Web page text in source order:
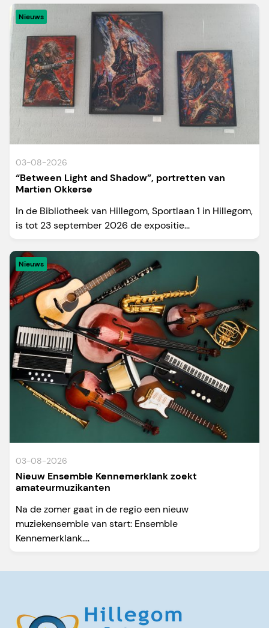
Nieuws
03-08-2026
“Between Light and Shadow”, portretten van
Martien Okkerse
In de Bibliotheek van Hillegom, Sportlaan 1 in Hillegom,
is tot 23 september 2026 de expositie...
Nieuws
03-08-2026
Nieuw Ensemble Kennemerklank zoekt
amateurmuzikanten
Na de zomer gaat in de regio een nieuw
muziekensemble van start: Ensemble
Kennemerklank....